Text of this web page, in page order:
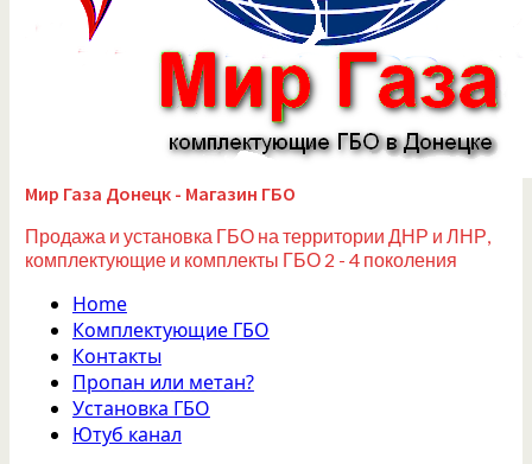
Мир Газа Донецк - Магазин ГБО
Продажа и установка ГБО на территории ДНР и ЛНР,
комплектующие и комплекты ГБО 2 - 4 поколения
Home
Комплектующие ГБО
Контакты
Пропан или метан?
Установка ГБО
Ютуб канал